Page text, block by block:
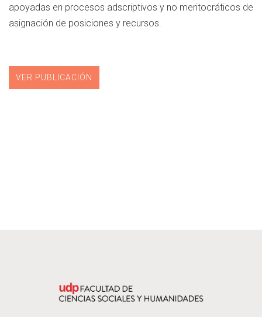
apoyadas en procesos adscriptivos y no meritocráticos de
asignación de posiciones y recursos.
VER PUBLICACIÓN